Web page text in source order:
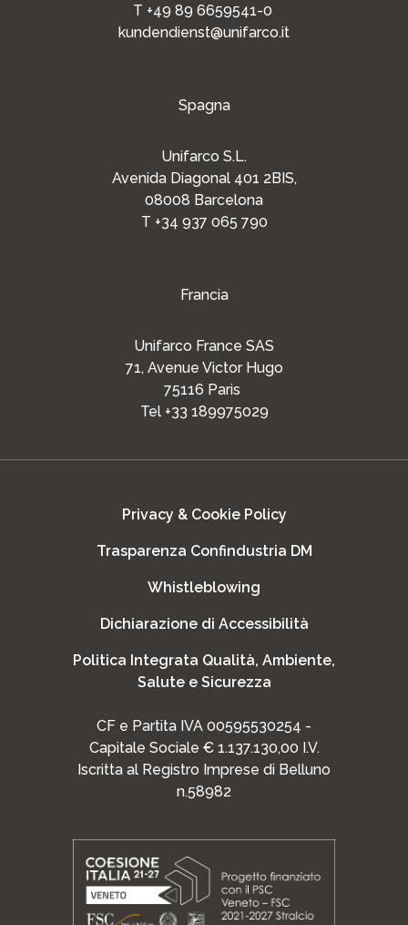
T +49 89 6659541-0
kundendienst@unifarco.it
Spagna
Unifarco S.L.
Avenida Diagonal 401 2BIS,
08008 Barcelona
T +34 937 065 790
Francia
Unifarco France SAS
71, Avenue Victor Hugo
75116 Paris
Tel +33 189975029
Privacy & Cookie Policy
Trasparenza Confindustria DM
Whistleblowing
Dichiarazione di Accessibilità
Politica Integrata Qualità, Ambiente,
Salute e Sicurezza
CF e Partita IVA 00595530254 -
Capitale Sociale € 1.137.130,00 I.V.
Iscritta al Registro Imprese di Belluno
n.58982